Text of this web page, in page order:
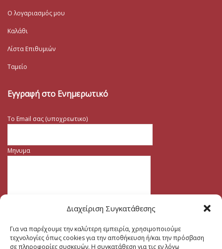
Διαχείριση Συγκατάθεσης
Για να παρέχουμε την καλύτερη εμπειρία, χρησιμοποιούμε
τεχνολογίες όπως cookies για την αποθήκευση ή/και την πρόσβαση
σε πληροφορίες συσκευών. Η συγκατάθεση για τις εν λόγω
Ο λογαριασμός μου
Καλάθι
Λίστα Επιθυμιών
Ταμείο
Εγγραφή στο Ενημερωτικό
Το Email σας (υποχρεωτικο)
Μηνυμα